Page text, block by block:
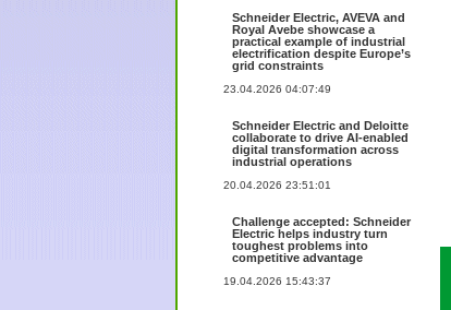
Schneider Electric, AVEVA and
Royal Avebe showcase a
practical example of industrial
electrification despite Europe’s
grid constraints
23.04.2026 04:07:49
Schneider Electric and Deloitte
collaborate to drive AI-enabled
digital transformation across
industrial operations
20.04.2026 23:51:01
Challenge accepted: Schneider
Electric helps industry turn
toughest problems into
competitive advantage
19.04.2026 15:43:37